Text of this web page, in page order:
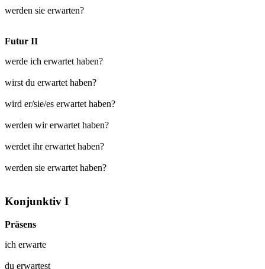
werden sie erwarten?
Futur II
werde ich erwartet haben?
wirst du erwartet haben?
wird er/sie/es erwartet haben?
werden wir erwartet haben?
werdet ihr erwartet haben?
werden sie erwartet haben?
Konjunktiv I
Präsens
ich erwarte
du erwartest